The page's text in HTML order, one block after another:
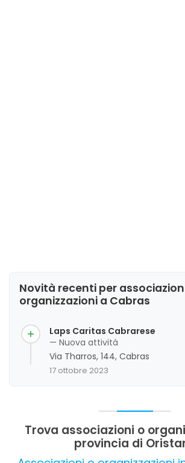
Novità recenti per
organizzazioni a Cabras
Laps Caritas Cabrarese
— Nuova attività
Via Tharros, 144, Cabras
17 ottobre 2023
Trova associazioni o
provincia di